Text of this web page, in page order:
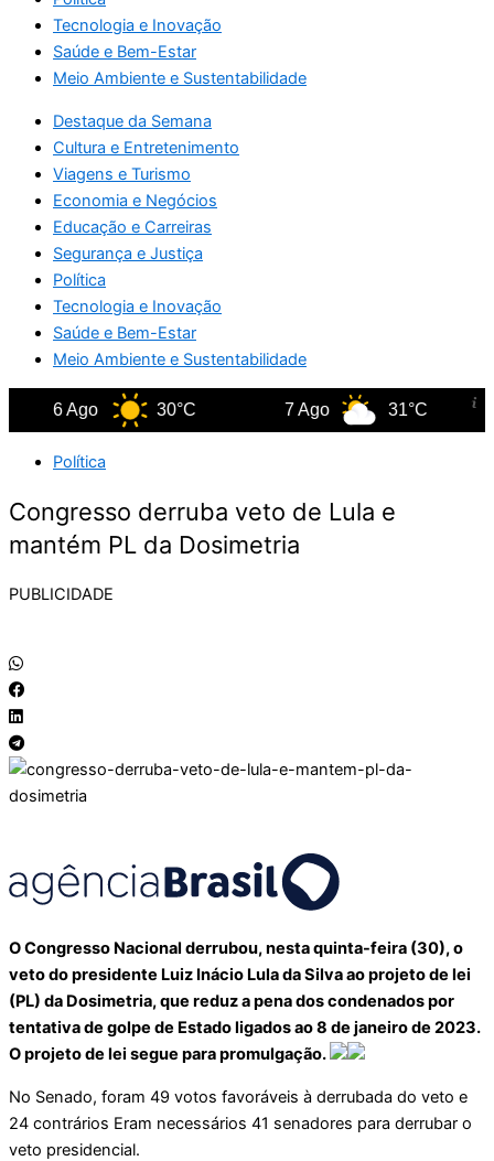
Tecnologia e Inovação
Saúde e Bem-Estar
Meio Ambiente e Sustentabilidade
Destaque da Semana
Cultura e Entretenimento
Viagens e Turismo
Economia e Negócios
Educação e Carreiras
Segurança e Justiça
Política
Tecnologia e Inovação
Saúde e Bem-Estar
Meio Ambiente e Sustentabilidade
6 Ago 30°C 7 Ago 31°C
Política
Congresso derruba veto de Lula e
mantém PL da Dosimetria
PUBLICIDADE
O Congresso Nacional derrubou, nesta quinta-feira (30), o
veto do presidente Luiz Inácio Lula da Silva ao projeto de lei
(PL) da Dosimetria, que reduz a pena dos condenados por
tentativa de golpe de Estado ligados ao 8 de janeiro de 2023.
O projeto de lei segue para promulgação.
No Senado, foram 49 votos favoráveis à derrubada do veto e
24 contrários Eram necessários 41 senadores para derrubar o
veto presidencial.